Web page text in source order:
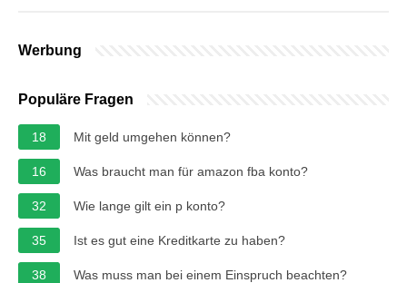
Werbung
Populäre Fragen
18 Mit geld umgehen können?
16 Was braucht man für amazon fba konto?
32 Wie lange gilt ein p konto?
35 Ist es gut eine Kreditkarte zu haben?
38 Was muss man bei einem Einspruch beachten?